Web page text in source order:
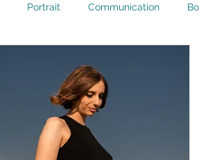
Portrait Communication
Reportage
Mariage